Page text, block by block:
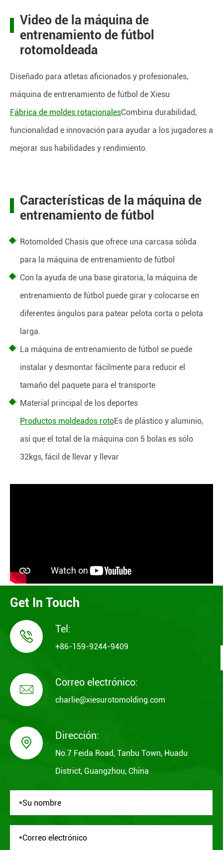
Video de la máquina de
entrenamiento de fútbol
rotomoldeada
Diseñado para atletas aficionados y profesionales,
máquina de entrenamiento de fútbol de Xiesu
Fábrica de moldes rotacionalesCombina durabilidad,
funcionalidad e innovación para ayudar a los jugadores a
mejorar sus habilidades y rendimiento.
Características de la máquina de
entrenamiento de fútbol
Rotomolded Chasis que ofrece una carcasa sólida
para la máquina de entrenamiento de fútbol
Con la ayuda de una base giratoria, la máquina de
entrenamiento de fútbol puede girar y colocarse en
diferentes ángulos para patear pelota corta o pelota
larga.
La máquina de entrenamiento de fútbol se puede
instalar y desmontar fácilmente para reducir el
tamaño del paquete para el transporte
Material principal de los deportes
Productos moldeados rotoEs de plástico y aluminio,
así que el total de la máquina con 5 bolas es sólo
32kgs, fácil de llevar y llevar
Get In Touch
 Tel:
+86-159-9244-9409
 Correo electrónico:
charlie@xiesurotomolding.com
 Dirección:
No.7 Feida Road, Tanbu Town, Huadu
District, Guangzhou, China